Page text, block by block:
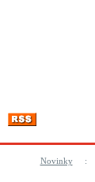
Novinky: